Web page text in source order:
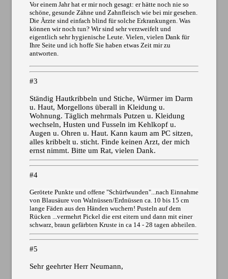
Vor einem Jahr hat er mir noch gesagt: er hätte noch nie so
schöne, gesunde Zähne und Zahnfleisch wie bei mir gesehen.
Die Ärzte sind einfach blind für solche Erkrankungen. Was
können wir noch tun? Wir sind sehr verzweifelt und
eigentlich sehr hygienische Leute. Vielen, vielen Dank für
Ihre Seite und ich hoffe Sie haben etwas Zeit mir zu
antworten.
#3
Ständig Hautkribbeln und Stiche, Würmer im Darm
u. Haut, Morgellons überall in Kleidung u.
Wohnung. Täglich mehrmals Putzen u. Kleidung
wechseln, Husten und Fusseln im Kehlkopf u.
Augen u. Ohren u. Haut. Kann kaum am PC sitzen,
alles kribbelt u. sticht. Finde keinen Arzt, der mich
ernst nimmt. Bitte um Rat, vielen Dank.
#4
Gerötete Punkte und offene "Schürfwunden"...nach Einnahme
von Blausäure von Walnüssen/Erdnüssen ca. 10 bis 15 cm
lange Fäden aus den Händen wuchern! Pusteln auf dem
Rücken ...vermehrt Pickel die erst eitern und dann mit einer
schwarz, braun gefärbten Kruste in ca 14 - 28 tagen abheilen.
#5
Sehr geehrter Herr Neumann,